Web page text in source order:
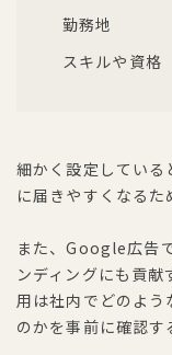
勤務地
スキルや資
細かく設定している
に届きやすくなるた
また、Google広告
ンディングにも貢
用は社内でどのよう
のかを事前に確認す